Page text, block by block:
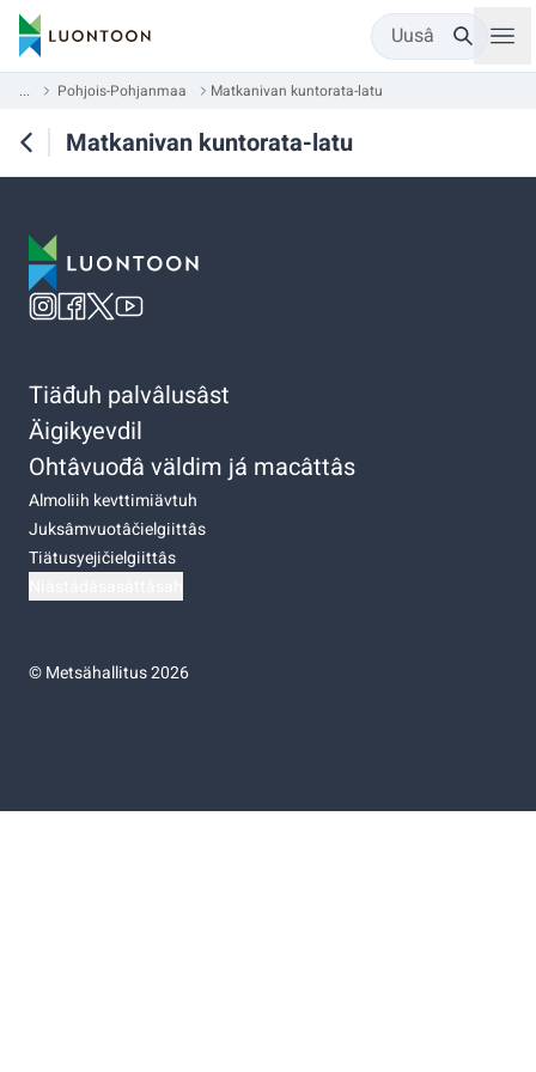
Uusâ
... Pohjois-Pohjanmaa Matkanivan kuntorata-latu
Matkanivan kuntorata-latu
Tiäđuh palvâlusâst
Äigikyevdil
Ohtâvuođâ väldim já macâttâs
Almoliih kevttimiävtuh
Juksâmvuotâčielgiittâs
Tiätusyejičielgiittâs
©Metsähallitus 2026